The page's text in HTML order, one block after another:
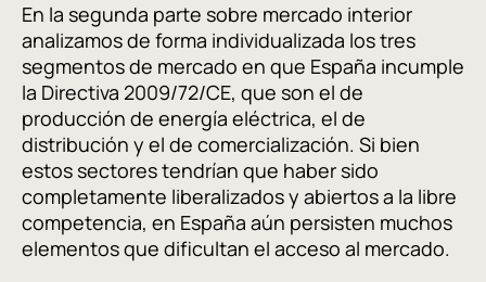
En la segunda parte sobre mercado interior
analizamos de forma individualizada los tres
segmentos de mercado en que España incumple
la Directiva 2009/72/CE, que son el de
producción de energía eléctrica, el de
distribución y el de comercialización. Si bien
estos sectores tendrían que haber sido
completamente liberalizados y abiertos a la libre
competencia, en España aún persisten muchos
elementos que dificultan el acceso al mercado.